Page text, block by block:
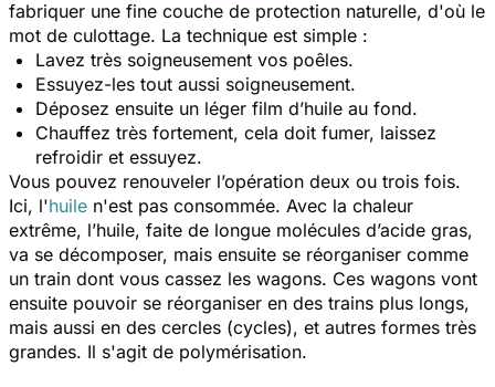
fabriquer une fine couche de protection naturelle, d'où le
mot de culottage. La technique est simple :
Lavez très soigneusement vos poêles.
Essuyez-les tout aussi soigneusement.
Déposez ensuite un léger film d’huile au fond.
Chauffez très fortement, cela doit fumer, laissez
refroidir et essuyez.
Vous pouvez renouveler l’opération deux ou trois fois.
Ici, l'huile n'est pas consommée. Avec la chaleur
extrême, l’huile, faite de longue molécules d’acide gras,
va se décomposer, mais ensuite se réorganiser comme
un train dont vous cassez les wagons. Ces wagons vont
ensuite pouvoir se réorganiser en des trains plus longs,
mais aussi en des cercles (cycles), et autres formes très
grandes. Il s'agit de polymérisation.